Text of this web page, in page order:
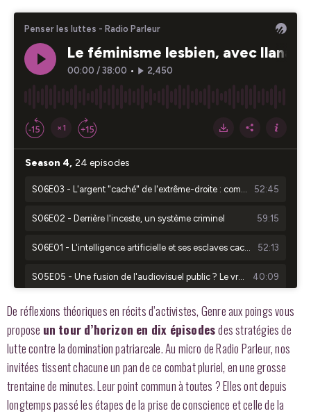
De réflexions théoriques en récits d’activistes, Genre aux poings vous
propose un tour d’horizon en dix épisodesdes stratégies de
lutte contre la domination patriarcale. Au micro de Radio Parleur, nos
invitées tissent chacune un pan de ce combat pluriel, en une grosse
trentaine de minutes. Leur point commun à toutes ? Elles ont depuis
longtemps passé les étapes de la prise de conscience et celle de la